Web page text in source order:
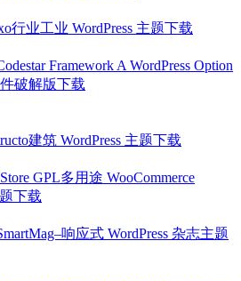
行业工业 WordPress 主题下载
Framework A WordPress Option
破解版下载
建筑 WordPress 主题下载
GPL多用途 WooCommerce
下载
响应式 WordPress 杂志主题